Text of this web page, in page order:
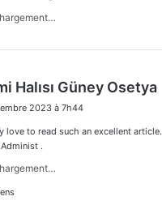
Halısı Güney Osetya
2023 à 7h44
love to read such an excellent
.